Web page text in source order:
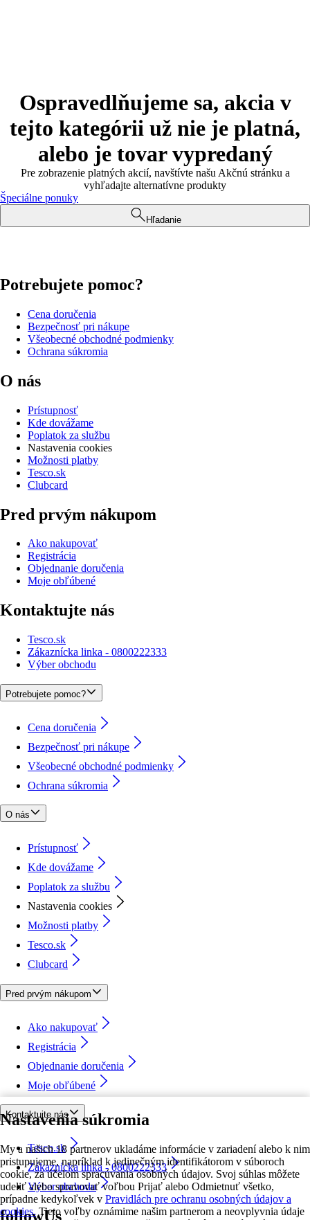
Nastavenia súkromia
My a našich 18 partnerov ukladáme informácie v zariadení alebo k nim
pristupujeme, napríklad k jedinečným identifikátorom v súboroch
cookie, za účelom spracúvania osobných údajov. Svoj súhlas môžete
udeliť alebo spravovať voľbou Prijať alebo Odmietnuť všetko,
prípadne kedykoľvek v Pravidlách pre ochranu osobných údajov a
cookies. Tieto voľby oznámime našim partnerom a neovplyvnia údaje
Ospravedlňujeme sa, akcia v
tejto kategórii už nie je platná,
alebo je tovar vypredaný
Pre zobrazenie platných akcií, navštívte našu Akčnú stránku a
vyhľadajte alternatívne produkty
Špeciálne ponuky
Hľadanie
Potrebujete pomoc?
Cena doručenia
Bezpečnosť pri nákupe
Všeobecné obchodné podmienky
Ochrana súkromia
O nás
Prístupnosť
Kde dovážame
Poplatok za službu
Nastavenia cookies
Možnosti platby
Tesco.sk
Clubcard
Pred prvým nákupom
Ako nakupovať
Registrácia
Objednanie doručenia
Moje obľúbené
Kontaktujte nás
Tesco.sk
Zákaznícka linka - 0800222333
Výber obchodu
Potrebujete pomoc?
Cena doručenia
Bezpečnosť pri nákupe
Všeobecné obchodné podmienky
Ochrana súkromia
O nás
Prístupnosť
Kde dovážame
Poplatok za službu
Nastavenia cookies
Možnosti platby
Tesco.sk
Clubcard
Pred prvým nákupom
Ako nakupovať
Registrácia
Objednanie doručenia
Moje obľúbené
Kontaktujte nás
Tesco.sk
Zákaznícka linka - 0800222333
Výber obchodu
followUs